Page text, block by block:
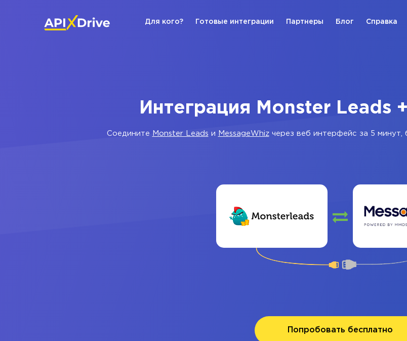
Для кого? Готовые интеграции Партнеры Блог Справка
Интеграция Monster Leads
Соедините Monster Leads и MessageWhizчерез веб интерфейс за 5 минут,
Попробовать бесплатно